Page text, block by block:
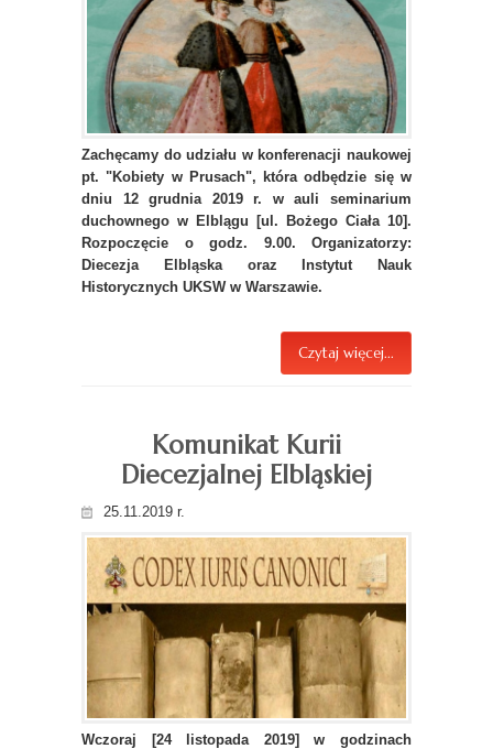
Zachęcamy do udziału w konferenacji naukowej
pt. "Kobiety w Prusach", która odbędzie się w
dniu 12 grudnia 2019 r. w auli seminarium
duchownego w Elblągu [ul. Bożego Ciała 10].
Rozpoczęcie o godz. 9.00. Organizatorzy:
Diecezja Elbląska oraz Instytut Nauk
Historycznych UKSW w Warszawie.
Czytaj więcej...
Komunikat Kurii
Diecezjalnej Elbląskiej
25.11.2019 r.
Wczoraj [24 listopada 2019] w godzinach